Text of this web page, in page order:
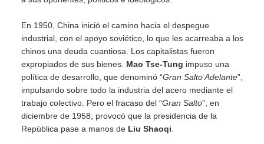
En 1950, China inició el camino hacia el despegue
industrial, con el apoyo soviético, lo que les acarreaba a los
chinos una deuda cuantiosa. Los capitalistas fueron
expropiados de sus bienes. Mao Tse-Tung impuso una
política de desarrollo, que denominó “Gran Salto Adelante”,
impulsando sobre todo la industria del acero mediante el
trabajo colectivo. Pero el fracaso del “Gran Salto”, en
diciembre de 1958, provocó que la presidencia de la
República pase a manos de Liu Shaoqi